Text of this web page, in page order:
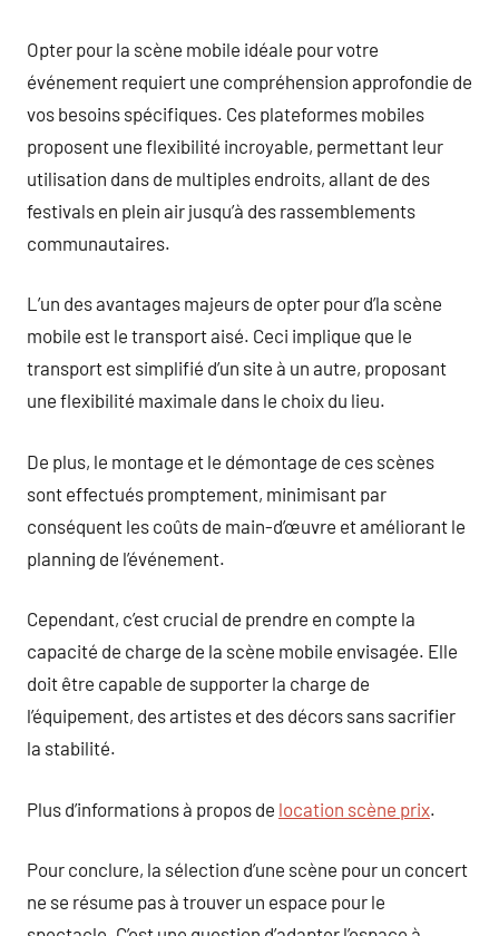
Opter pour la scène mobile idéale pour votre
événement requiert une compréhension approfondie de
vos besoins spécifiques. Ces plateformes mobiles
proposent une flexibilité incroyable, permettant leur
utilisation dans de multiples endroits, allant de des
festivals en plein air jusqu’à des rassemblements
communautaires.
L’un des avantages majeurs de opter pour d’la scène
mobile est le transport aisé. Ceci implique que le
transport est simplifié d’un site à un autre, proposant
une flexibilité maximale dans le choix du lieu.
De plus, le montage et le démontage de ces scènes
sont effectués promptement, minimisant par
conséquent les coûts de main-d’œuvre et améliorant le
planning de l’événement.
Cependant, c’est crucial de prendre en compte la
capacité de charge de la scène mobile envisagée. Elle
doit être capable de supporter la charge de
l’équipement, des artistes et des décors sans sacrifier
la stabilité.
Plus d’informations à propos de location scène prix.
Pour conclure, la sélection d’une scène pour un concert
ne se résume pas à trouver un espace pour le